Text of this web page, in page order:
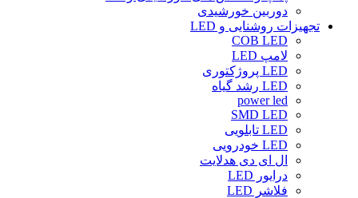
دوربین خورشیدی
تجهیزات روشنایی و LED
COB LED
لامپ LED
LED پروژکتوری
LED رشد گیاه
power led
SMD LED
LED تابلویی
LED خودرویی
ال ای دی هدلایت
درایور LED
فلاشر LED